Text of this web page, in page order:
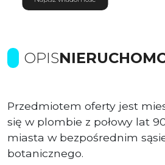
OPIS
Przedmiotem oferty jest
się w plombie z połowy lat
miasta w bezpośrednim
botanicznego.